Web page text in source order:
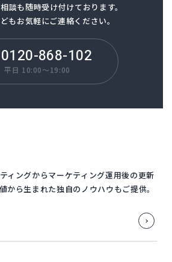
談も随時受け付けております。
もお気軽にご連絡ください。
0120-868-102
平日 10:00～19:00
ィングからマーケティング運用後の更新
から生まれた独自のノウハウもご提供。